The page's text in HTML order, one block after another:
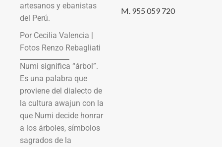
artesanos y ebanistas
del Perú.
Por Cecilia Valencia |
Fotos Renzo Rebagliati
Numi significa “árbol”.
Es una palabra que
proviene del dialecto de
la cultura awajun con la
que Numi decide honrar
a los árboles, símbolos
sagrados de la
M. 955 059 720